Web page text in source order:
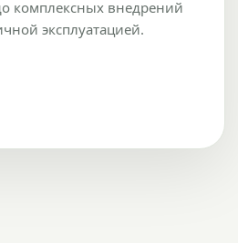
комплексных внедрений
эксплуатацией.